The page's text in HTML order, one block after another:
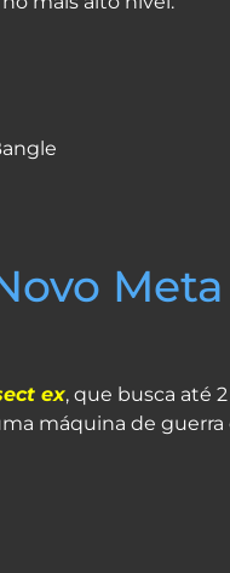
Meta
ex, que busca até
máquina de